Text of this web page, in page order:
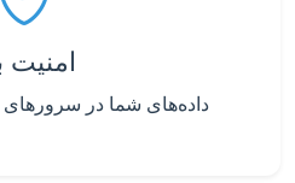
امنیت
داده‌های شما در